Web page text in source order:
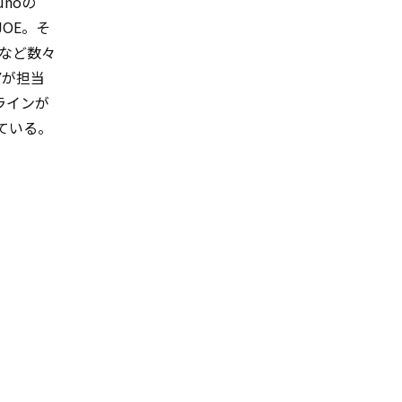
。そ
ど数々
担当
インが
る。